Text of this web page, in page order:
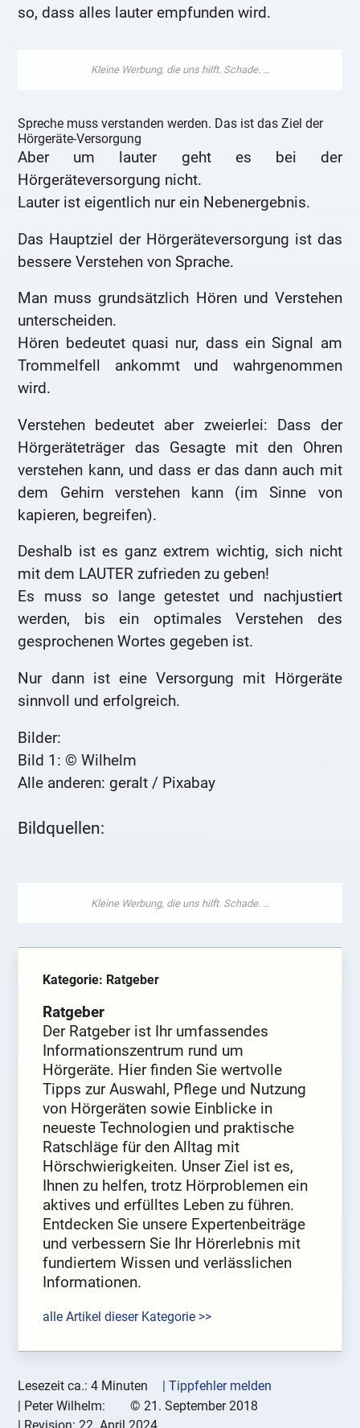
so, dass alles lauter empfunden wird.
Spreche muss verstanden werden. Das ist das Ziel der
Hörgeräte-Versorgung
Aber um lauter geht es bei der
Hörgeräteversorgung nicht.
Lauter ist eigentlich nur ein Nebenergebnis.
Das Hauptziel der Hörgeräteversorgung ist das
bessere Verstehen von Sprache.
Man muss grundsätzlich Hören und Verstehen
unterscheiden.
Hören bedeutet quasi nur, dass ein Signal am
Trommelfell ankommt und wahrgenommen
wird.
Verstehen bedeutet aber zweierlei: Dass der
Hörgeräteträger das Gesagte mit den Ohren
verstehen kann, und dass er das dann auch mit
dem Gehirn verstehen kann (im Sinne von
kapieren, begreifen).
Deshalb ist es ganz extrem wichtig, sich nicht
mit dem LAUTER zufrieden zu geben!
Es muss so lange getestet und nachjustiert
werden, bis ein optimales Verstehen des
gesprochenen Wortes gegeben ist.
Nur dann ist eine Versorgung mit Hörgeräte
sinnvoll und erfolgreich.
Bilder:
Bild 1: © Wilhelm
Alle anderen: geralt / Pixabay
Bildquellen:
Kategorie: Ratgeber
Ratgeber
Der Ratgeber ist Ihr umfassendes
Informationszentrum rund um
Hörgeräte. Hier finden Sie wertvolle
Tipps zur Auswahl, Pflege und Nutzung
von Hörgeräten sowie Einblicke in
neueste Technologien und praktische
Ratschläge für den Alltag mit
Hörschwierigkeiten. Unser Ziel ist es,
Ihnen zu helfen, trotz Hörproblemen ein
aktives und erfülltes Leben zu führen.
Entdecken Sie unsere Expertenbeiträge
und verbessern Sie Ihr Hörerlebnis mit
fundiertem Wissen und verlässlichen
Informationen.
alle Artikel dieser Kategorie >>
Lesezeit ca.: 4 Minuten
| Tippfehler melden
| Peter Wilhelm: © 21. September 2018